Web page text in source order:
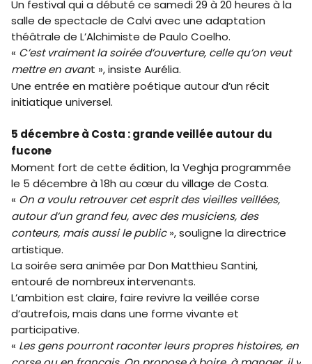
Un festival qui a débuté ce samedi 29 à 20 heures à la
salle de spectacle de Calvi avec une adaptation
théâtrale de L’Alchimiste de Paulo Coelho.
« C’est vraiment la soirée d’ouverture, celle qu’on veut
mettre en avant », insiste Aurélia.
Une entrée en matière poétique autour d’un récit
initiatique universel.
5 décembre à Costa : grande veillée autour du
fucone
Moment fort de cette édition, la Veghja programmée
le 5 décembre à 18h au cœur du village de Costa.
« On a voulu retrouver cet esprit des vieilles veillées,
autour d’un grand feu, avec des musiciens, des
conteurs, mais aussi le public», souligne la directrice
artistique.
La soirée sera animée par Don Matthieu Santini,
entouré de nombreux intervenants.
L’ambition est claire, faire revivre la veillée corse
d’autrefois, mais dans une forme vivante et
participative.
« Les gens pourront raconter leurs propres histoires, en